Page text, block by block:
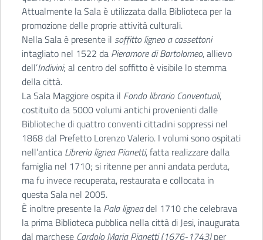
Attualmente la Sala è utilizzata dalla Biblioteca per la
promozione delle proprie attività culturali.
Nella Sala è presente il soffitto ligneo a cassettoni
intagliato nel 1522 da Pieramore di Bartolomeo, allievo
dell’Indivini; al centro del soffitto è visibile lo stemma
della città.
La Sala Maggiore ospita il Fondo librario Conventuali,
costituito da 5000 volumi antichi provenienti dalle
Biblioteche di quattro conventi cittadini soppressi nel
1868 dal Prefetto Lorenzo Valerio. I volumi sono ospitati
nell’antica Libreria lignea Pianetti, fatta realizzare dalla
famiglia nel 1710; si ritenne per anni andata perduta,
ma fu invece recuperata, restaurata e collocata in
questa Sala nel 2005.
È inoltre presente la Pala ligneadel 1710 che celebrava
la prima Biblioteca pubblica nella città di Jesi, inaugurata
dal marchese Cardolo Maria Pianetti (1676-1743)per